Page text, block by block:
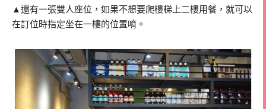
▲還有一張雙人座位，如果不想要爬樓梯上二樓用餐，就可以
在訂位時指定坐在一樓的位置唷。